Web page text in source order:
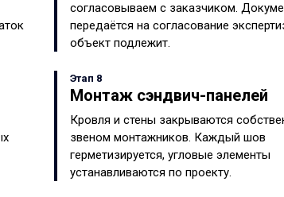
согласовываем с заказчиком.
передаётся на согласование
объект подлежит.
Этап 8
Монтаж сэндвич-панелей
Кровля и стены закрываются
звеном монтажников. Каждый шов
герметизируется, угловые элементы
устанавливаются по проекту.